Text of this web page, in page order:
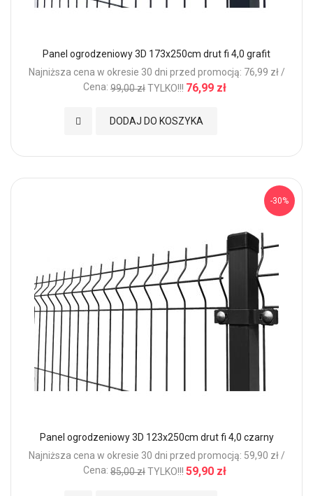
Panel ogrodzeniowy 3D 173x250cm drut fi 4,0 grafit
Najniższa cena w okresie 30 dni przed promocją: 76,99 zł /
Cena: 99,00 złTYLKO!!! 76,99 zł
DODAJ DO KOSZYKA
Dodaj do Ulubionych
-30%
Panel ogrodzeniowy 3D 123x250cm drut fi 4,0 czarny
Najniższa cena w okresie 30 dni przed promocją: 59,90 zł /
Cena: 85,00 złTYLKO!!! 59,90 zł